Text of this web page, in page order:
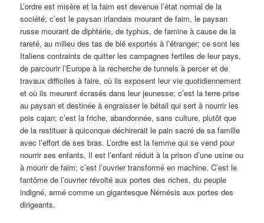
L’ordre est misère et la faim est devenue l’état normal de la
société; c’est le paysan irlandais mourant de faim, le paysan
russe mourant de diphtérie, de typhus, de famine à cause de la
rareté, au milieu des tas de blé exportés à l’étranger; ce sont les
Italiens contraints de quitter les campagnes fertiles de leur pays,
de parcourir l’Europe à la recherche de tunnels à percer et de
travaux difficiles à faire, où ils exposent leur vie quotidiennement
et où ils meurent écrasés dans leur jeunesse; c’est la terre prise
au paysan et destinée à engraisser le bétail qui sert à nourrir les
pois cajan; c’est la friche, abandonnée, sans culture, plutôt que
de la restituer à quiconque déchirerait le pain sacré de sa famille
avec l’effort de ses bras. L’ordre est la femme qui se vend pour
nourrir ses enfants, Il est l’enfant réduit à la prison d’une usine ou
à mourir de faim; c’est l’ouvrier transformé en machine. C’est le
fantôme de l’ouvrier révolté aux portes des riches, du peuple
indigné, armé comme un gigantesque Némésis aux portes des
dirigeants.